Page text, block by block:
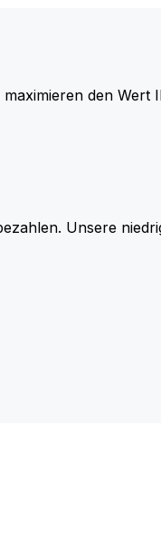
maximieren den Wert
Unsere